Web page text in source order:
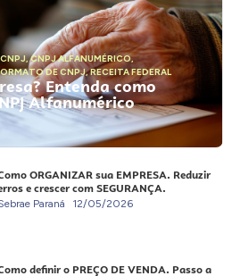
,CNPJ ALFANUMÉRICO,
DE CNPJ,RECEITA FEDERAL
Entenda como
Alfanumérico
ORGANIZAR sua EMPRESA. Reduzir
e crescer com SEGURANÇA.
Paraná 12/05/2026
definir o PREÇO DE VENDA. Passo a